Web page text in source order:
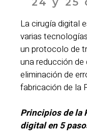
La cirugía digital
varias
un protocolo de
una reducción
eliminación de
fabricación de la
Principios de la
digital en 5